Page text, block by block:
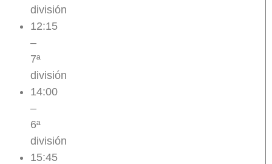
división
12:15
–
7ª
división
14:00
–
6ª
división
15:45